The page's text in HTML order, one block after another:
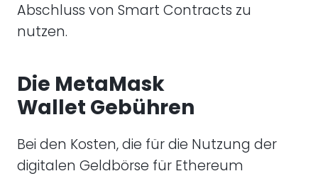
Abschluss von Smart Contracts zu
nutzen.
Die MetaMask
Wallet Gebühren
Bei den Kosten, die für die Nutzung der
digitalen Geldbörse für Ethereum